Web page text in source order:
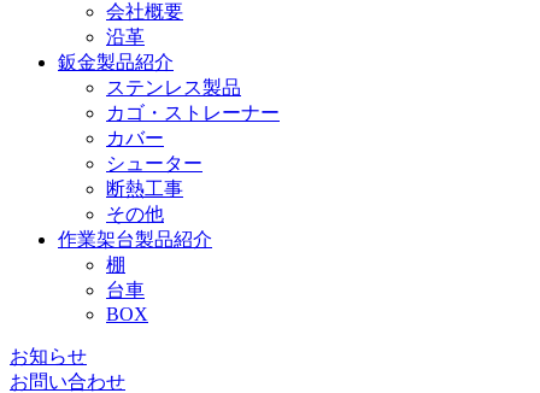
会社概要
沿革
鈑金製品紹介
ステンレス製品
カゴ・ストレーナー
カバー
シューター
断熱工事
その他
作業架台製品紹介
棚
台車
BOX
お知らせ
お問い合わせ